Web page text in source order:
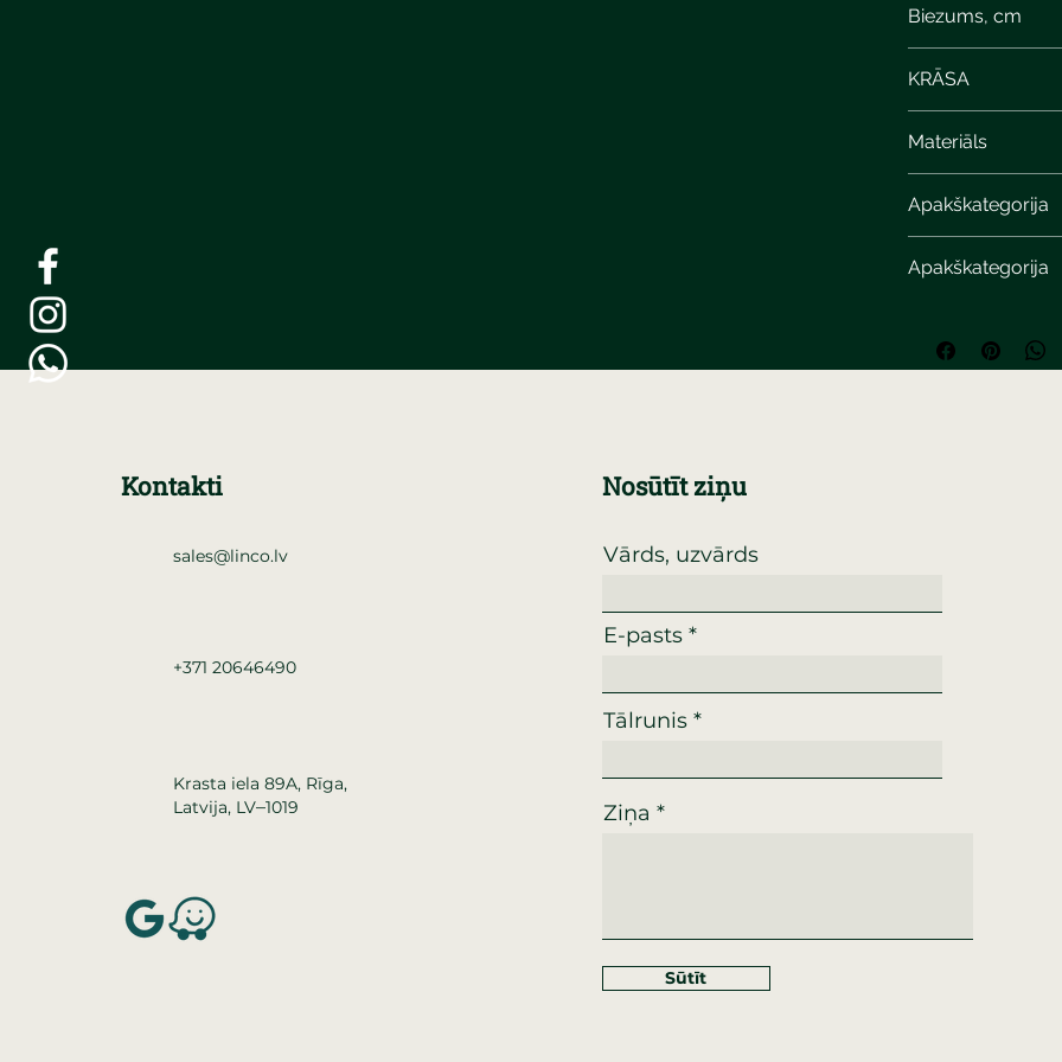
Biezums, cm
KRĀSA
Materiāls
Apakškategorija
Apakškategorija
Kontakti
sales@linco.lv
+371 20646490
Krasta iela 89A, Rīga,
Latvija, LV–1019
Nosūtīt ziņu
Vārds, uzvārds
E-pasts
Tālrunis
Ziņa
Sūtīt